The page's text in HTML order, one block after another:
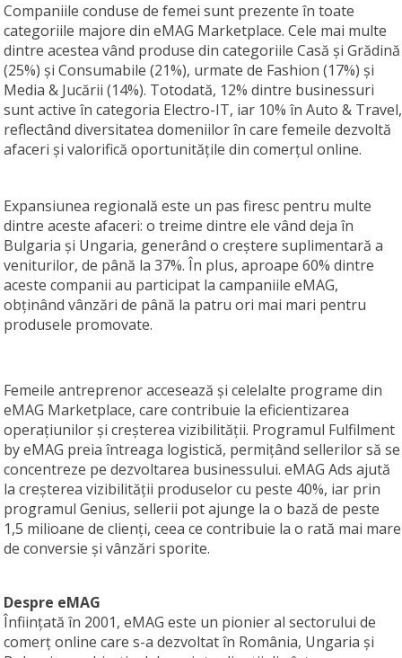
Companiile conduse de femei sunt prezente în toate
categoriile majore din eMAG Marketplace. Cele mai multe
dintre acestea vând produse din categoriile Casă și Grădină
(25%) și Consumabile (21%), urmate de Fashion (17%) și
Media & Jucării (14%). Totodată, 12% dintre businessuri
sunt active în categoria Electro-IT, iar 10% în Auto & Travel,
reflectând diversitatea domeniilor în care femeile dezvoltă
afaceri și valorifică oportunitățile din comerțul online.
Expansiunea regională este un pas firesc pentru multe
dintre aceste afaceri: o treime dintre ele vând deja în
Bulgaria și Ungaria, generând o creștere suplimentară a
veniturilor, de până la 37%. În plus, aproape 60% dintre
aceste companii au participat la campaniile eMAG,
obținând vânzări de până la patru ori mai mari pentru
produsele promovate.
Femeile antreprenor accesează și celelalte programe din
eMAG Marketplace, care contribuie la eficientizarea
operațiunilor și creșterea vizibilității. Programul Fulfilment
by eMAG preia întreaga logistică, permițând sellerilor să se
concentreze pe dezvoltarea businessului. eMAG Ads ajută
la creșterea vizibilității produselor cu peste 40%, iar prin
programul Genius, sellerii pot ajunge la o bază de peste
1,5 milioane de clienți, ceea ce contribuie la o rată mai mare
de conversie și vânzări sporite.
Despre eMAG
Înființată în 2001, eMAG este un pionier al sectorului de
comerț online care s-a dezvoltat în România, Ungaria și